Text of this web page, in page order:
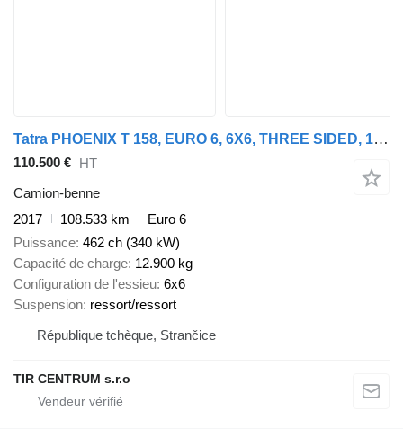
Tatra PHOENIX T 158, EURO 6, 6X6, THREE SIDED, 10m³
110.500 € HT
Camion-benne
2017
108.533 km
Euro 6
Puissance 462 ch (340 kW)
Capacité de charge 12.900 kg
Configuration de l'essieu 6x6
Suspension ressort/ressort
République tchèque, Strančice
TIR CENTRUM s.r.o